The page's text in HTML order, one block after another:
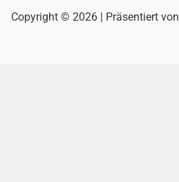
Copyright © 2026 | Präsentiert von